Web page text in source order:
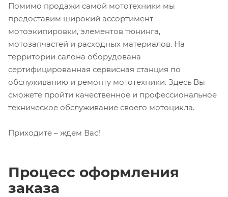
Помимо продажи самой мототехники мы
предоставим широкий ассортимент
мотоэкипировки, элементов тюнинга,
мотозапчастей и расходных материалов. На
территории салона оборудована
сертифицированная сервисная станция по
обслуживанию и ремонту мототехники. Здесь Вы
сможете пройти качественное и профессиональное
техническое обслуживание своего мотоцикла.
Приходите – ждем Вас!
Процесс оформления
заказа